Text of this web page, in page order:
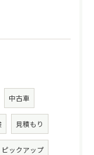
中古車
見積もり
ピックアップ